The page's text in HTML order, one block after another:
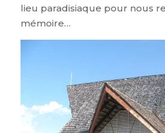
lieu paradisiaque pour nous
mémoire…